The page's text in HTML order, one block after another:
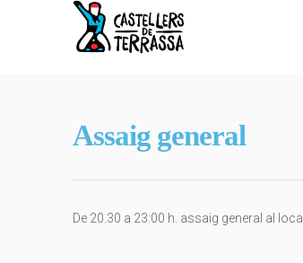
Assaig general
De 20.30 a 23:00 h. assaig general al local